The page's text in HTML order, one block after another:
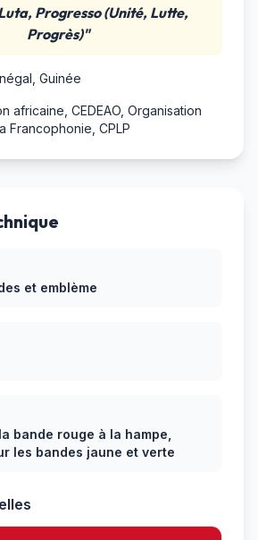
Progresso (Unité, Lutte,
Progrès)"
Guinée
africaine, CEDEAO, Organisation
Francophonie, CPLP
et emblème
bande rouge à la hampe,
les bandes jaune et verte